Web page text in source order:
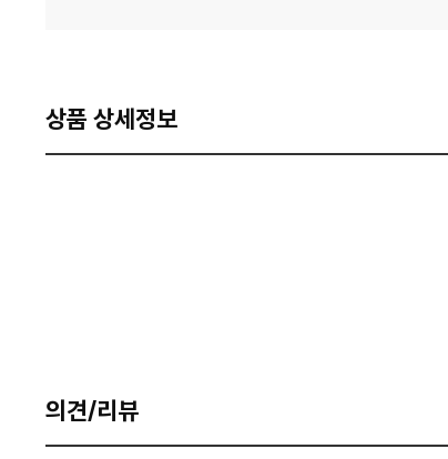
상품 상세정보
의견/리뷰